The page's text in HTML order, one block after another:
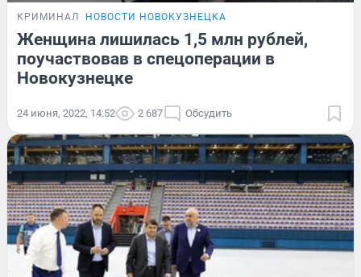
КРИМИНАЛ НОВОСТИ НОВОКУЗНЕЦКА
Женщина лишилась 1,5 млн рублей,
поучаствовав в спецоперации в
Новокузнецке
24 июня, 2022, 14:52 2 687 Обсудить